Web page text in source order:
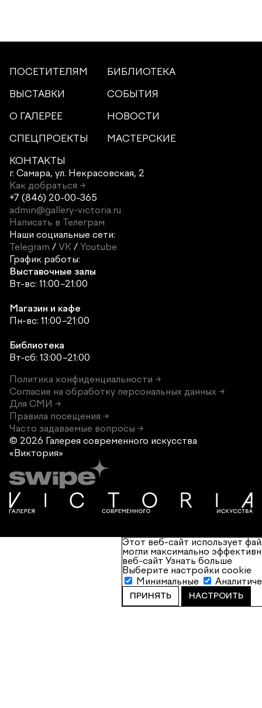
ПОСЕТИТЕЛЯМ
БИБЛИОТЕКА
ВЫСТАВКИ
СОБЫТИЯ
О ГАЛЕРЕЕ
НОВОСТИ
СПЕЦПРОЕКТЫ
МАСТЕРСКИЕ
КОНТАКТЫ
г. Самара, ул. Некрасовская, 2
Как добраться →
+7 (846) 20-00-365
admin@gallery-victoria.ru
Написать в Телеграм
Наши социальные сети:
Telegram / VK / Youtube
График работы:
Выставочные залы
Вт-вс: 11:00–21:00
Магазин и кафе
Пн-вс: 11:00–21:00
Библиотека
Вт-сб: 13:00–21:00
Политика конфиденциальности →
Согласие на обработку персональных данных →
Для СМИ →
Правила посещения →
Часто задаваемые вопросы →
© 2026 Галерея современного искусства
«Виктория»
Этот веб-сайт использует
могли максимально
веб-сайт Узнать больше
Выберите настройки cookie
Минимальные
ПРИНЯТЬ НАСТРОИТЬ